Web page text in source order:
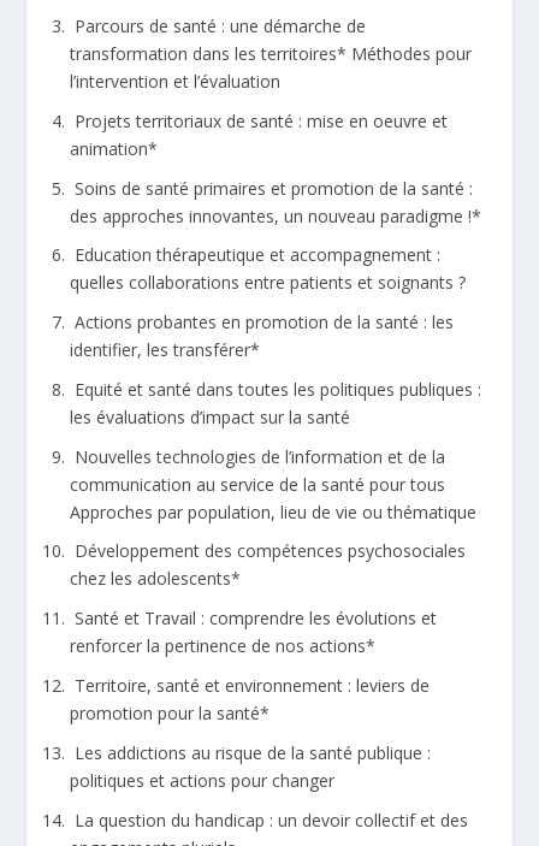
Parcours de santé : une démarche de
transformation dans les territoires* Méthodes pour
l’intervention et l’évaluation
Projets territoriaux de santé : mise en oeuvre et
animation*
Soins de santé primaires et promotion de la santé :
des approches innovantes, un nouveau paradigme !*
Education thérapeutique et accompagnement :
quelles collaborations entre patients et soignants ?
Actions probantes en promotion de la santé : les
identifier, les transférer*
Equité et santé dans toutes les politiques publiques :
les évaluations d’impact sur la santé
Nouvelles technologies de l’information et de la
communication au service de la santé pour tous
Approches par population, lieu de vie ou thématique
Développement des compétences psychosociales
chez les adolescents*
Santé et Travail : comprendre les évolutions et
renforcer la pertinence de nos actions*
Territoire, santé et environnement : leviers de
promotion pour la santé*
Les addictions au risque de la santé publique :
politiques et actions pour changer
La question du handicap : un devoir collectif et des